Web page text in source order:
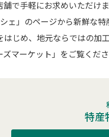
で手軽にお求めいただけ
ェ」のページから新鮮な
じめ、地元ならではの加
マーケット」をご覧くだ
特産